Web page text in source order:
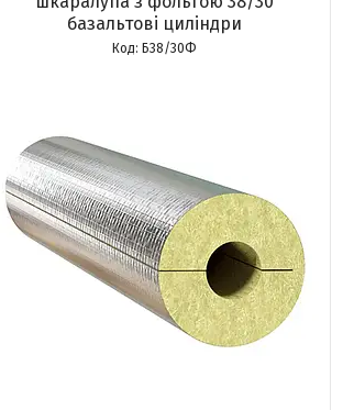
базальтові циліндри
Б38/30Ф